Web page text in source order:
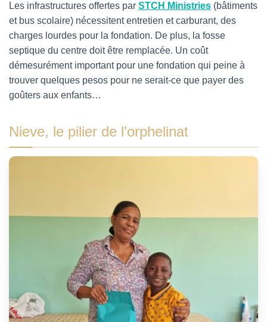
Les infrastructures offertes par STCH Ministries (bâtiments
et bus scolaire) nécessitent entretien et carburant, des
charges lourdes pour la fondation. De plus, la fosse
septique du centre doit être remplacée. Un coût
démesurément important pour une fondation qui peine à
trouver quelques pesos pour ne serait-ce que payer des
goûters aux enfants…
Nieve, le pilier de l’orphelinat